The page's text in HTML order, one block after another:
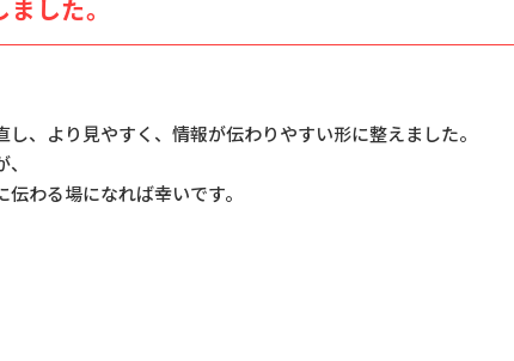
した。
、より見やすく、情報が伝わりやすい形に整えました。
わる場になれば幸いです。